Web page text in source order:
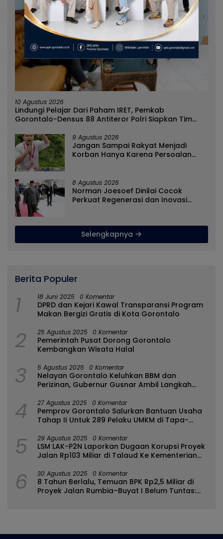
10 Agustus 2026
Lindungi Pelajar Dari Paham IRET, Pemkab
Gorontalo-Densus 88 Antiteror Polri Siapkan Tim
9 Agustus 2026
Jangan Sampai Rakyat Menjadi
Korban Hanya Karena Persoalan
8 Agustus 2026
Norman Joesoef Dinilai Cocok
Perkuat Regenerasi dan Inovasi
Selengkapnya
Berita Populer
1 18 Juni 2025 0 Komentar
DPRD dan Kejari Kawal Transparansi Program
Makan Bergizi Gratis di Kota Gorontalo
2 25 Agustus 2025 0 Komentar
Pemerintah Pusat Dorong Gorontalo
Kembangkan Wisata Halal
3 5 Agustus 2025 0 Komentar
Nelayan Gorontalo Keluhkan BBM dan
Perizinan, Gubernur Gusnar Ambil Langkah
4 27 Agustus 2025 0 Komentar
Pemprov Gorontalo Salurkan Bantuan Usaha
Tahap II Untuk 289 Pelaku UMKM di Tapa-
5 29 Agustus 2025 0 Komentar
LSM LAK-P2N Laporkan Dugaan Korupsi Proyek
Jalan Rp103 Miliar di Talaud Ke Kementerian
6 30 Agustus 2025 0 Komentar
8 Tahun Berlalu, Temuan BPK Rp2,5 Miliar di
Proyek Jalan Rumbia–Buyat I Belum Tuntas: